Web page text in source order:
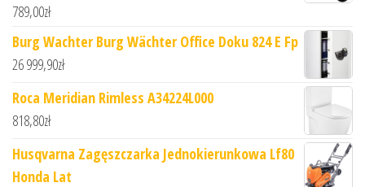
789,00zł
Burg Wachter Burg Wächter Office Doku 824 E Fp
26 999,90zł
Roca Meridian Rimless A34224L000
818,80zł
Husqvarna Zagęszczarka Jednokierunkowa Lf80
Honda Lat